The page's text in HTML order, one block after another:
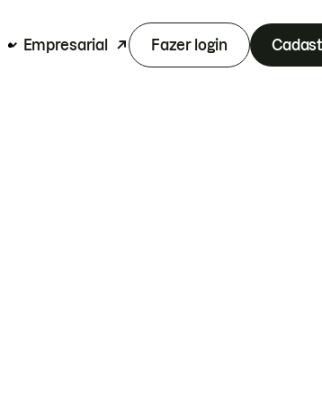
Empresarial Fazer login